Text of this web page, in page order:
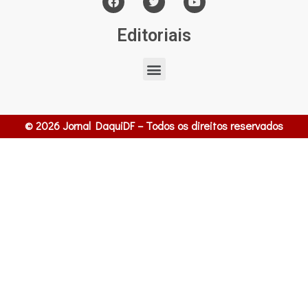
Editoriais
© 2026 Jornal DaquiDF – Todos os direitos reservados